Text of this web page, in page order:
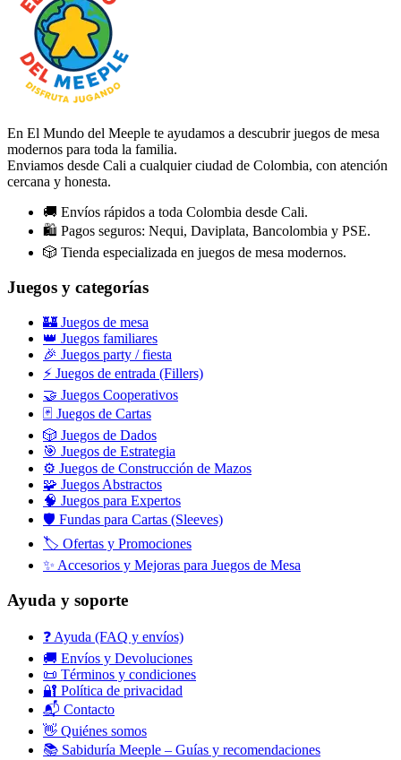
En El Mundo del Meeple te ayudamos a descubrir juegos de mesa
modernos para toda la familia.
Enviamos desde Cali a cualquier ciudad de Colombia, con atención
cercana y honesta.
🚚 Envíos rápidos a toda Colombia desde Cali.
🛍️ Pagos seguros: Nequi, Daviplata, Bancolombia y PSE.
🎲 Tienda especializada en juegos de mesa modernos.
Juegos y categorías
🏰 Juegos de mesa
👑 Juegos familiares
🎉 Juegos party / fiesta
⚡ Juegos de entrada (Fillers)
🤝 Juegos Cooperativos
🃏 Juegos de Cartas
🎲 Juegos de Dados
🎯 Juegos de Estrategia
⚙️ Juegos de Construcción de Mazos
🧩 Juegos Abstractos
🧠 Juegos para Expertos
🛡️ Fundas para Cartas (Sleeves)
🏷️ Ofertas y Promociones
✨ Accesorios y Mejoras para Juegos de Mesa
Ayuda y soporte
❓ Ayuda (FAQ y envíos)
🚚 Envíos y Devoluciones
📜 Términos y condiciones
🔐 Política de privacidad
📬 Contacto
👋 Quiénes somos
📚 Sabiduría Meeple – Guías y recomendaciones